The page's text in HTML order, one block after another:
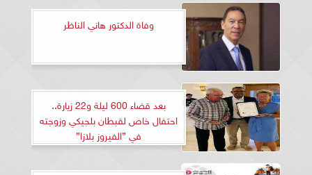
وفاة الدكتور هاني الناظر
بعد قضاء 600 ليلة و22 زيارة..
احتفال خاص لقبطان بلجيكي وزوجته
في ”الفيروز بلازا”